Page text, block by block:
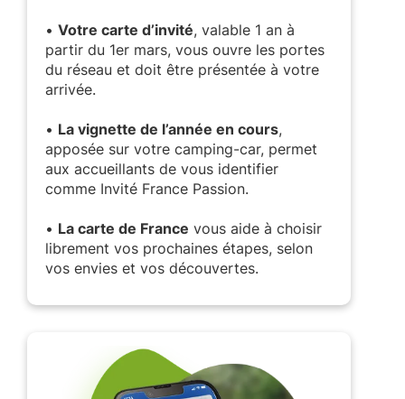
• Votre carte d’invité, valable 1 an à
partir du 1er mars, vous ouvre les portes
du réseau et doit être présentée à votre
arrivée.
• La vignette de l’année en cours,
apposée sur votre camping-car, permet
aux accueillants de vous identifier
comme Invité France Passion.
• La carte de France vous aide à choisir
librement vos prochaines étapes, selon
vos envies et vos découvertes.